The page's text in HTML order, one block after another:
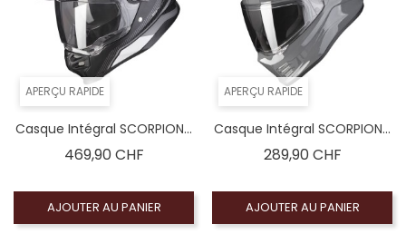
APERÇU RAPIDE
Casque Intégral SCORPION...
469,90 CHFPrix
AJOUTER AU PANIER
APERÇU RAPIDE
Casque Intégral SCORPION...
289,90 CHFPrix
AJOUTER AU PANIER